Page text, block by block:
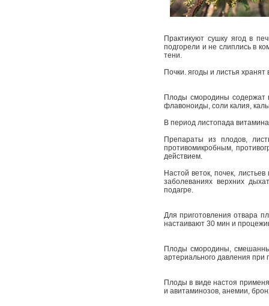
Практикуют сушку ягод в
подгорели и не слиплись в
тени.
Почки. ягоды и листья
Плоды смородины содержат
флавоноиды, соли калия,
В период листопада
Препараты из плодов,
противомикробным,
действием.
Настой веток, почек,
заболеваниях верхних
подагре.
Для приготовления отвара
настаивают 30 мин и
Плоды смородины,
артериального давления при
Плоды в виде настоя
и авитаминозов, анемии,